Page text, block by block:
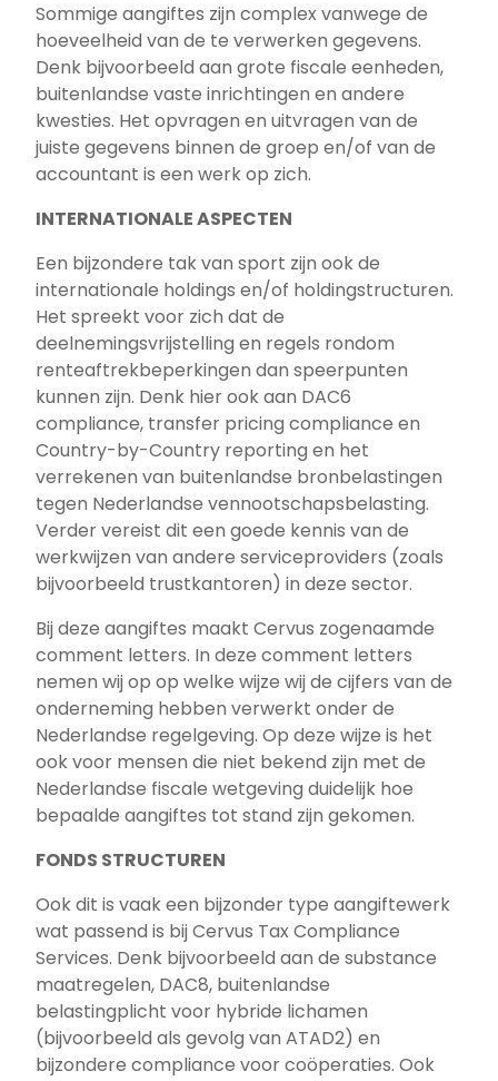
Sommige aangiftes zijn complex vanwege de
hoeveelheid van de te verwerken gegevens.
Denk bijvoorbeeld aan grote fiscale eenheden,
buitenlandse vaste inrichtingen en andere
kwesties. Het opvragen en uitvragen van de
juiste gegevens binnen de groep en/of van de
accountant is een werk op zich.
INTERNATIONALE ASPECTEN
Een bijzondere tak van sport zijn ook de
internationale holdings en/of holdingstructuren.
Het spreekt voor zich dat de
deelnemingsvrijstelling en regels rondom
renteaftrekbeperkingen dan speerpunten
kunnen zijn. Denk hier ook aan DAC6
compliance, transfer pricing compliance en
Country-by-Country reporting en het
verrekenen van buitenlandse bronbelastingen
tegen Nederlandse vennootschapsbelasting.
Verder vereist dit een goede kennis van de
werkwijzen van andere serviceproviders (zoals
bijvoorbeeld trustkantoren) in deze sector.
Bij deze aangiftes maakt Cervus zogenaamde
comment letters. In deze comment letters
nemen wij op op welke wijze wij de cijfers van de
onderneming hebben verwerkt onder de
Nederlandse regelgeving. Op deze wijze is het
ook voor mensen die niet bekend zijn met de
Nederlandse fiscale wetgeving duidelijk hoe
bepaalde aangiftes tot stand zijn gekomen.
FONDS STRUCTUREN
Ook dit is vaak een bijzonder type aangiftewerk
wat passend is bij Cervus Tax Compliance
Services. Denk bijvoorbeeld aan de substance
maatregelen, DAC8, buitenlandse
belastingplicht voor hybride lichamen
(bijvoorbeeld als gevolg van ATAD2) en
bijzondere compliance voor coöperaties. Ook